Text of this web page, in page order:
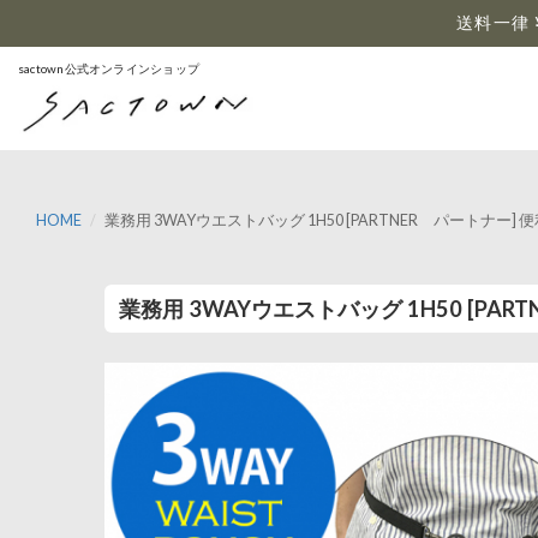
送料一律
sactown公式オンラインショップ
HOME 業務用 3WAYウエストバッグ 1H50 [PARTNER パートナー]
業務用 3WAYウエストバッグ 1H50